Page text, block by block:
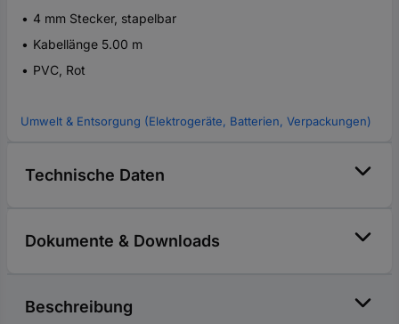
4 mm Stecker, stapelbar
Kabellänge 5.00 m
PVC, Rot
Umwelt & Entsorgung (Elektrogeräte, Batterien, Verpackungen)
Technische Daten
Dokumente & Downloads
Beschreibung